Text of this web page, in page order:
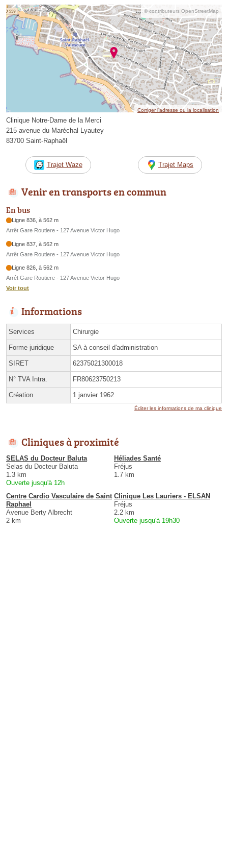
© contributeurs OpenStreetMap
Corriger l’adresse ou la localisation
Clinique Notre-Dame de la Merci
215 avenue du Maréchal Lyautey
83700 Saint-Raphaël
Trajet Waze Trajet Maps
Venir en transports en commun
En bus
Ligne 836, à 562 m
Arrêt Gare Routiere - 127 Avenue Victor Hugo
Ligne 837, à 562 m
Arrêt Gare Routiere - 127 Avenue Victor Hugo
Ligne 826, à 562 m
Arrêt Gare Routiere - 127 Avenue Victor Hugo
Voir tout
Informations
Services Chirurgie
Forme juridique SA à conseil d'administration
SIRET 62375021300018
N° TVA Intra. FR80623750213
Création 1 janvier 1962
Éditer les informations de ma clinique
Cliniques à proximité
SELAS du Docteur Baluta
Selas du Docteur Baluta
1.3 km
Ouverte jusqu'à 12h
Héliades Santé
Fréjus
1.7 km
Centre Cardio Vasculaire de Saint
Raphael
Avenue Berty Albrecht
2 km
Clinique Les Lauriers - ELSAN
Fréjus
2.2 km
Ouverte jusqu'à 19h30